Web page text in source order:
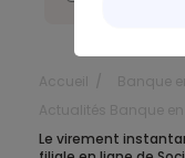
Le virement